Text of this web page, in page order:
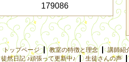
179086
トップページ 教室の特徴と理念 講師紹
徒然日記 ♪頑張って更新中♪
生徒さんの声